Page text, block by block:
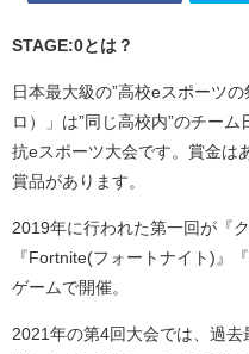
STAGE:0とは？
日本最大級の”高校eスポーツ
ロ）」は”同じ高校内”のチー
抗eスポーツ大会です。賞金は
賞品があります。
2019年に行われた第一回が『
『Fortnite(フォートナイト)』
ゲームで開催。
2021年の第4回大会では、過